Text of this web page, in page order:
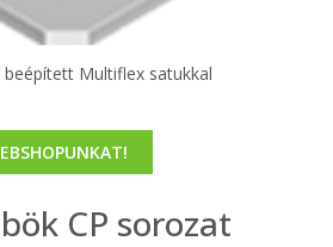
Multiflex satukkal
CP sorozat